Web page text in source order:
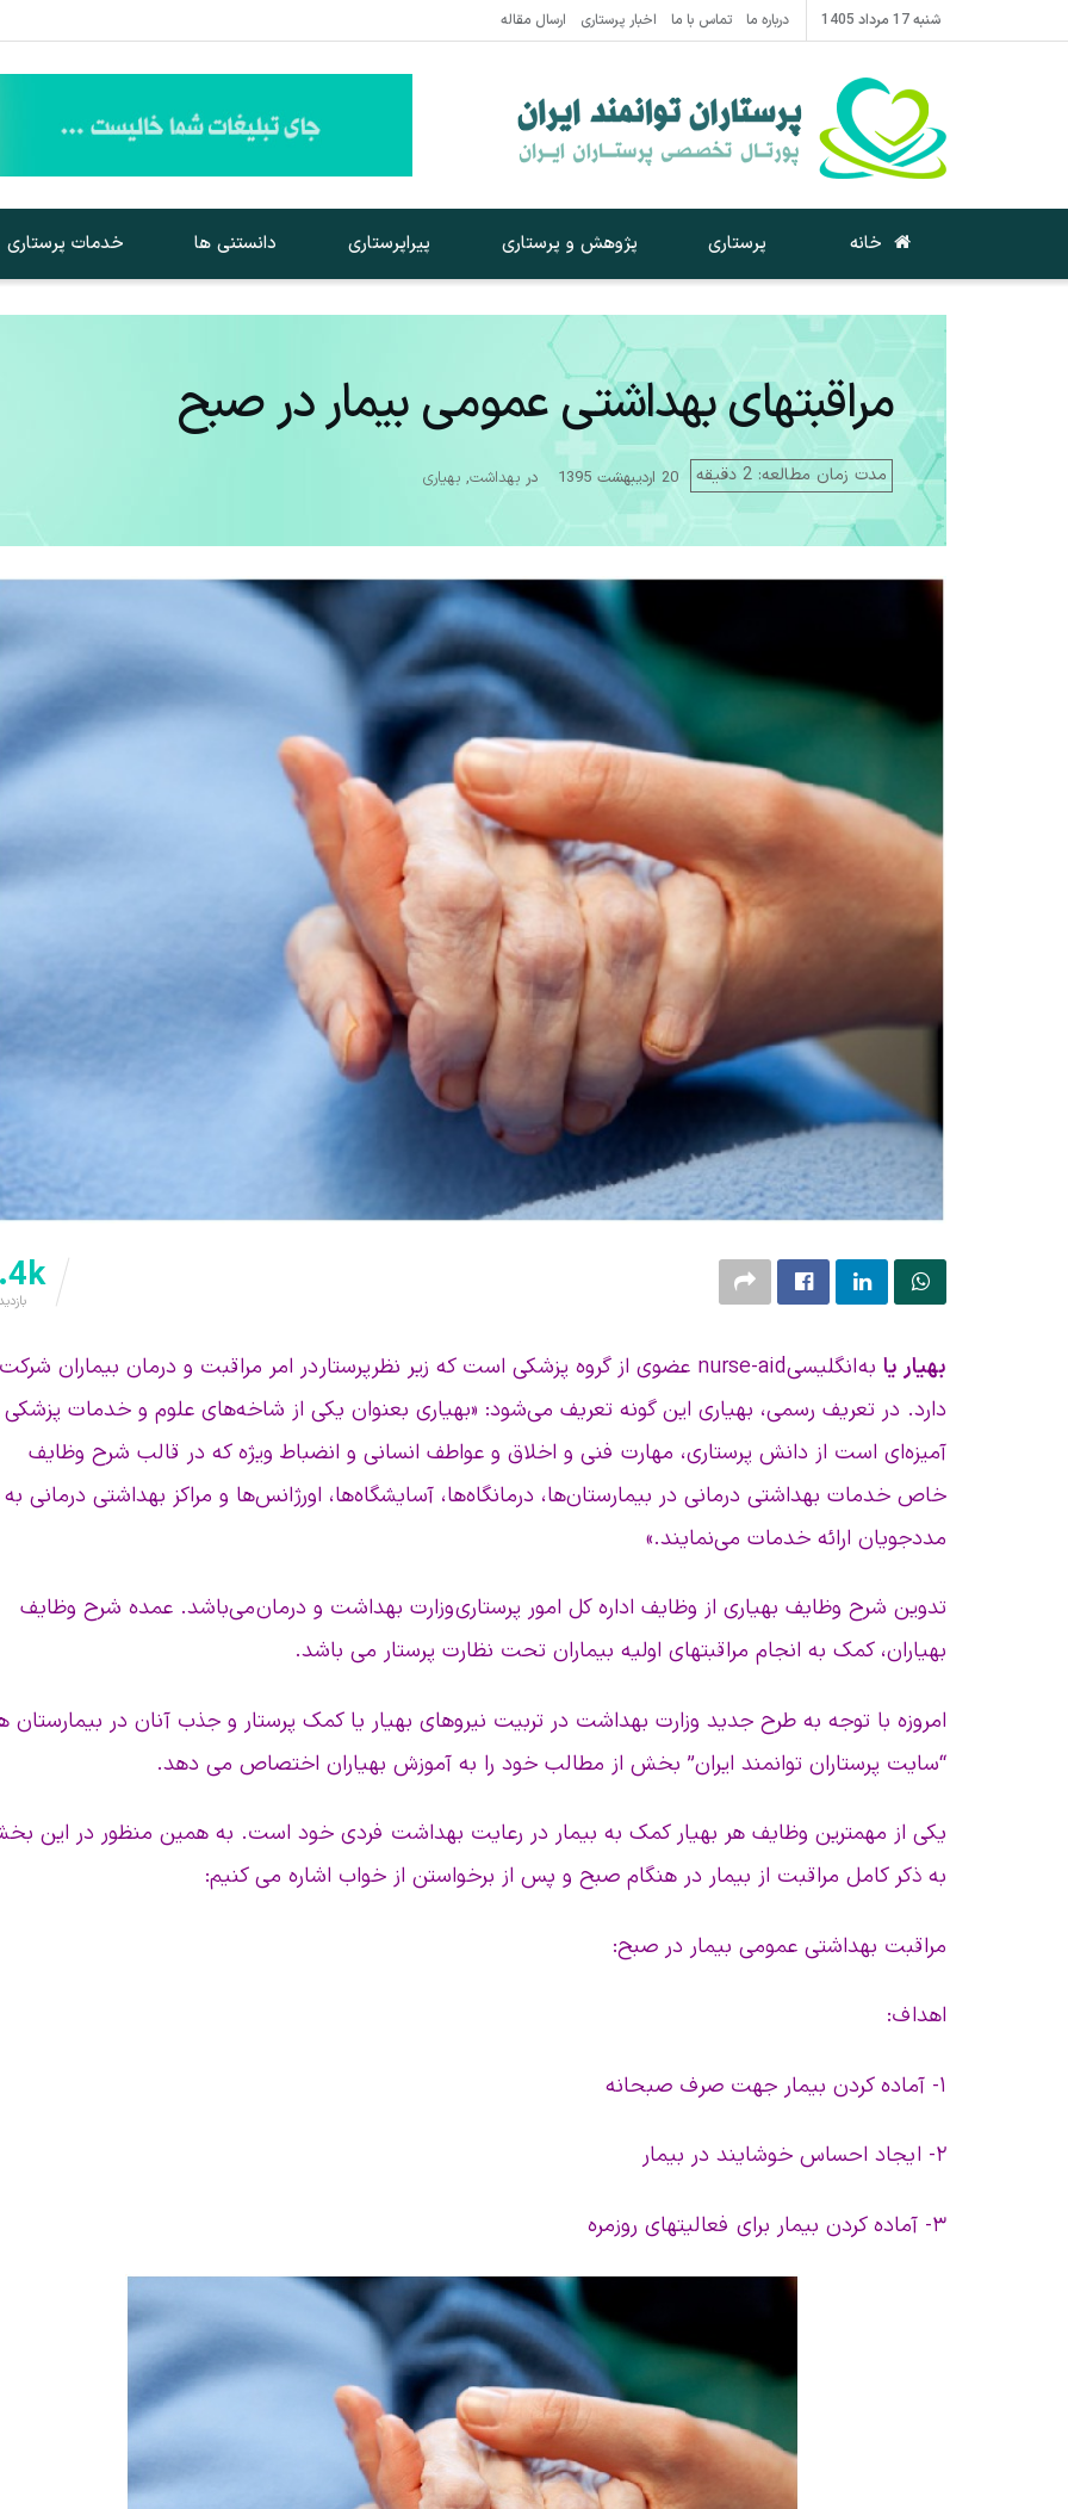
شنبه 17 مرداد 1405 درباره ما تماس با ما اخبار پرستاری ارسال مقاله
خانه پرستاری پژوهش و پرستاری پیراپرستاری دانستنی ها خدمات پرستاری
مراقبتهای بهداشتی عمومی بیمار در صبح
20 اردیبهشت 1395 در بهداشت, بهیاری مدت زمان مطالعه: 2 دقیقه
بهیار یا
به انگلیسی nurse-aid عضوی از گروه پزشکی است که زیر نظر پرستار در امر مراقبت و درمان بیماران شرکت
دارد. در تعریف رسمی، بهیاری این گونه تعریف می‌شود: «بهیاری بعنوان یکی از شاخه‌های علوم و خدمات پزشکی
آمیزه‌ای است از دانش پرستاری، مهارت فنی و اخلاق و عواطف انسانی و انضباط ویژه که در قالب شرح وظایف
خاص خدمات بهداشتی درمانی در بیمارستان‌ها، درمانگاه‌ها، آسایشگاه‌ها، اورژانس‌ها و مراکز بهداشتی درمانی به
مددجویان ارائه خدمات می‌نمایند.»
تدوین شرح وظایف بهیاری از وظایف اداره کل امور پرستاری وزارت بهداشت و درمان می‌باشد. عمده شرح وظایف
بهیاران، کمک به انجام مراقبتهای اولیه بیماران تحت نظارت پرستار می باشد.
امروزه با توجه به طرح جدید وزارت بهداشت در تربیت نیروهای بهیار یا کمک پرستار و جذب آنان در بیمارستان
“سایت پرستاران توانمند ایران” بخش از مطالب خود را به آموزش بهیاران اختصاص می دهد.
یکی از مهمترین وظایف هر بهیار کمک به بیمار در رعایت بهداشت فردی خود است. به همین منظور در این
به ذکر کامل مراقبت از بیمار در هنگام صبح و پس از برخواستن از خواب اشاره می کنیم:
مراقبت بهداشتی عمومی بیمار در صبح:
اهداف:
۱- آماده کردن بیمار جهت صرف صبحانه
۲- ایجاد احساس خوشایند در بیمار
۳- آماده کردن بیمار برای فعالیتهای روزمره